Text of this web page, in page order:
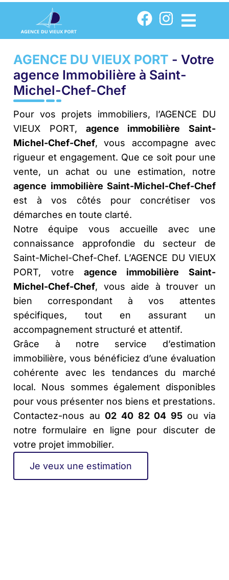
AGENCE DU VIEUX PORT - Votre
agence Immobilière à Saint-
Michel-Chef-Chef
Pour vos projets immobiliers, l’AGENCE DU
VIEUX PORT, agence immobilière Saint-
Michel-Chef-Chef, vous accompagne avec
rigueur et engagement. Que ce soit pour une
vente, un achat ou une estimation, notre
agence immobilière Saint-Michel-Chef-Chef
est à vos côtés pour concrétiser vos
démarches en toute clarté.
Notre équipe vous accueille avec une
connaissance approfondie du secteur de
Saint-Michel-Chef-Chef. L’AGENCE DU VIEUX
PORT, votre agence immobilière Saint-
Michel-Chef-Chef, vous aide à trouver un
bien correspondant à vos attentes
spécifiques, tout en assurant un
accompagnement structuré et attentif.
Grâce à notre service d’estimation
immobilière, vous bénéficiez d’une évaluation
cohérente avec les tendances du marché
local. Nous sommes également disponibles
pour vous présenter nos biens et prestations.
Contactez-nous au02 40 82 04 95ou via
notre formulaire en ligne pour discuter de
votre projet immobilier.
Je veux une estimation